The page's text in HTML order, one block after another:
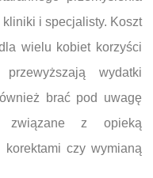
i specjalisty. Koszt
wielu kobiet korzyści
wydatki
brać pod uwagę
związane z opieką
korektami czy wymianą